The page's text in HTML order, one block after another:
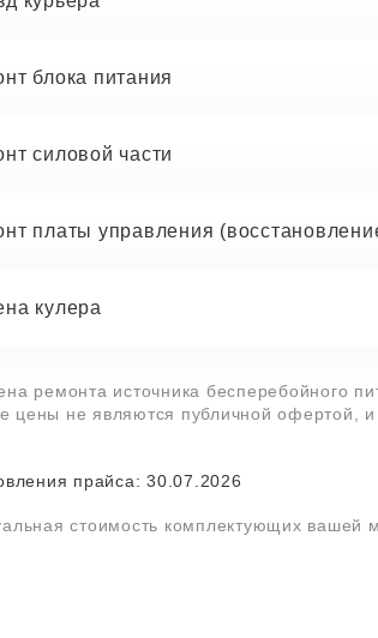
блока питания
силовой части
платы управления
кулера
ремонта источника бесперебойного
цены не являются публичной офертой,
прайса: 30.07.2026
стоимость комплектующих вашей